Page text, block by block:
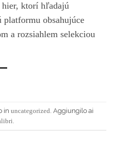
hier, ktorí hľadajú
platformu obsahujúce
a rozsiahlem selekciou
in uncategorized . Aggiungilo ai